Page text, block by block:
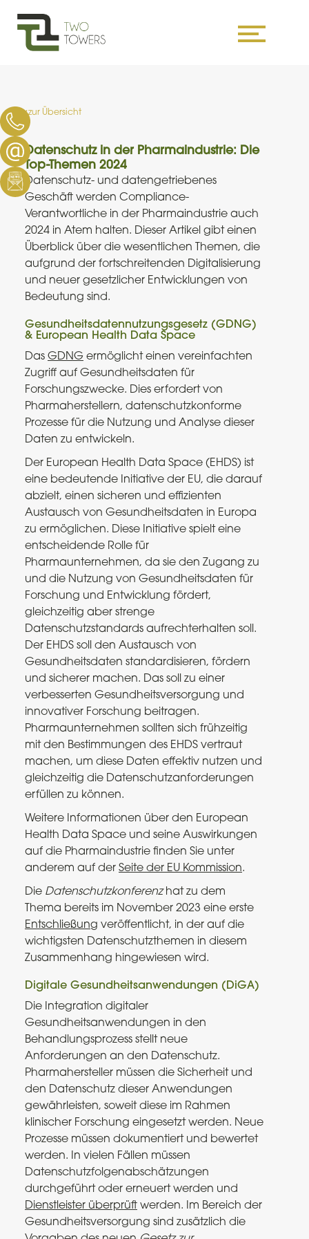
content
zur Übersicht
Datenschutz in der Pharmaindustrie: Die
Top-Themen 2024
Datenschutz- und datengetriebenes
Geschäft werden Compliance-
Verantwortliche in der Pharmaindustrie auch
2024 in Atem halten. Dieser Artikel gibt einen
Überblick über die wesentlichen Themen, die
aufgrund der fortschreitenden Digitalisierung
und neuer gesetzlicher Entwicklungen von
Bedeutung sind.
Gesundheitsdatennutzungsgesetz (GDNG)
& European Health Data Space
Das GDNG ermöglicht einen vereinfachten
Zugriff auf Gesundheitsdaten für
Forschungszwecke. Dies erfordert von
Pharmaherstellern, datenschutzkonforme
Prozesse für die Nutzung und Analyse dieser
Daten zu entwickeln.
Der European Health Data Space (EHDS) ist
eine bedeutende Initiative der EU, die darauf
abzielt, einen sicheren und effizienten
Austausch von Gesundheitsdaten in Europa
zu ermöglichen. Diese Initiative spielt eine
entscheidende Rolle für
Pharmaunternehmen, da sie den Zugang zu
und die Nutzung von Gesundheitsdaten für
Forschung und Entwicklung fördert,
gleichzeitig aber strenge
Datenschutzstandards aufrechterhalten soll.
Der EHDS soll den Austausch von
Gesundheitsdaten standardisieren, fördern
und sicherer machen. Das soll zu einer
verbesserten Gesundheitsversorgung und
innovativer Forschung beitragen.
Pharmaunternehmen sollten sich frühzeitig
mit den Bestimmungen des EHDS vertraut
machen, um diese Daten effektiv nutzen und
gleichzeitig die Datenschutzanforderungen
erfüllen zu können.
Weitere Informationen über den European
Health Data Space und seine Auswirkungen
auf die Pharmaindustrie finden Sie unter
anderem auf der Seite der EU Kommission.
Die Datenschutzkonferenz hat zu dem
Thema bereits im November 2023 eine erste
Entschließung veröffentlicht, in der auf die
wichtigsten Datenschutzthemen in diesem
Zusammenhang hingewiesen wird.
Digitale Gesundheitsanwendungen (DiGA)
Die Integration digitaler
Gesundheitsanwendungen in den
Behandlungsprozess stellt neue
Anforderungen an den Datenschutz.
Pharmahersteller müssen die Sicherheit und
den Datenschutz dieser Anwendungen
gewährleisten, soweit diese im Rahmen
klinischer Forschung eingesetzt werden. Neue
Prozesse müssen dokumentiert und bewertet
werden. In vielen Fällen müssen
Datenschutzfolgenabschätzungen
durchgeführt oder erneuert werden und
Dienstleister überprüft werden. Im Bereich der
Gesundheitsversorgung sind zusätzlich die